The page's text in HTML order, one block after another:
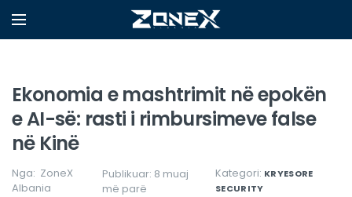
Ekonomia e mashtrimit në epokën
e AI-së: rasti i rimbursimeve false
në Kinë
Nga: ZoneX
Albania
Publikuar: 8 muaj
më parë
Kategori: KRYESORE
SECURITY